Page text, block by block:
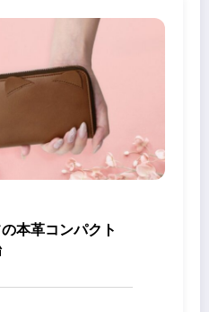
本革コンパクト